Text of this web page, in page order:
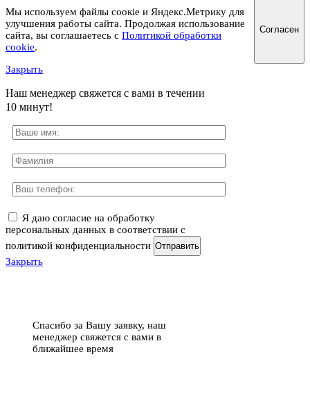
Мы используем файлы соокіе и Яндекс.Метрику для
улучшения работы сайта. Продолжая использование
сайта, вы соглашаетесь с Политикой обработки
cookie.
Согласен
Закрыть
Наш менеджер свяжется с вами в течении
10 минут!
Я даю согласие на обработку
персональных данных в соответствии с
политикой конфиденциальности Отправить
Закрыть
Спасибо за Вашу заявку, наш
менеджер свяжется с вами в
ближайшее время